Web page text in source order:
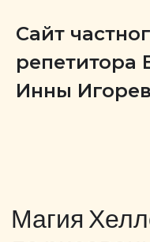
Сайт
репетитора
Инны
Магия